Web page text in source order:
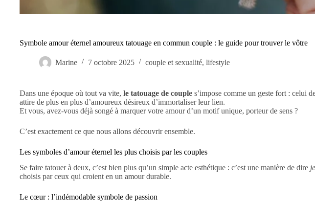
Symbole amour éternel amoureux tatouage en commun couple : le guide pour trouver le vôtre
Marine 7 octobre 2025 couple et sexualité, lifestyle
Dans une époque où tout va vite, le tatouage de couple s’impose comme un geste fort : celui
attire de plus en plus d’amoureux désireux d’immortaliser leur lien.
Et vous, avez-vous déjà songé à marquer votre amour d’un motif unique, porteur de sens ?
C’est exactement ce que nous allons découvrir ensemble.
Les symboles d’amour éternel les plus choisis par les couples
Se faire tatouer à deux, c’est bien plus qu’un simple acte esthétique : c’est une manière de dire
choisis par ceux qui croient en un amour durable.
Le cœur : l’indémodable symbole de passion